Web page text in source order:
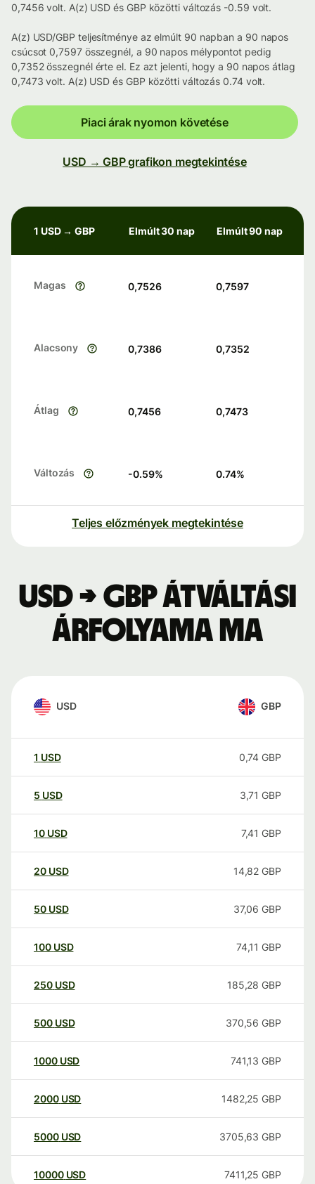
0,7456 volt. A(z) USD és GBP közötti változás -0.59 volt.
A(z) USD/GBP teljesítménye az elmúlt 90 napban a 90 napos
csúcsot 0,7597 összegnél, a 90 napos mélypontot pedig
0,7352 összegnél érte el. Ez azt jelenti, hogy a 90 napos átlag
0,7473 volt. A(z) USD és GBP közötti változás 0.74 volt.
Piaci árak nyomon követése
USD → GBP grafikon megtekintése
1 USD → GBP Elmúlt 30 nap Elmúlt 90 nap
Magas 0,7526 0,7597
Alacsony 0,7386 0,7352
Átlag 0,7456 0,7473
Változás -0.59% 0.74%
Teljes előzmények megtekintése
USD → GBP átváltási
árfolyama ma
USD GBP
1 USD 0,74 GBP
5 USD 3,71 GBP
10 USD 7,41 GBP
20 USD 14,82 GBP
50 USD 37,06 GBP
100 USD 74,11 GBP
250 USD 185,28 GBP
500 USD 370,56 GBP
1000 USD 741,13 GBP
2000 USD 1482,25 GBP
5000 USD 3705,63 GBP
10000 USD 7411,25 GBP